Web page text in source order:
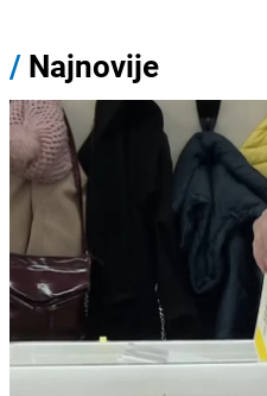
/ Najnovije